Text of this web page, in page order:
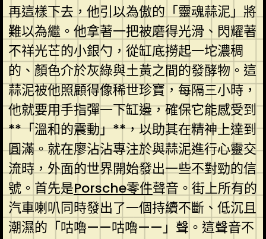
再這樣下去，他引以為傲的「靈魂蒜泥」將
難以為繼。他拿著一把被磨得光滑、閃耀著
不祥光芒的小銀勺，從缸底撈起一坨濃稠
的、顏色介於灰綠與土黃之間的發酵物。這
蒜泥被他照顧得像稀世珍寶，每隔三小時，
他就要用手指彈一下缸邊，確保它能感受到
**「溫和的震動」**，以助其在精神上達到
圓滿。就在廖沾沾專注於與蒜泥進行心靈交
流時，外面的世界開始發出一些不對勁的信
號。首先是Porsche零件聲音。街上所有的
汽車喇叭同時發出了一個持續不斷、低沉且
潮濕的「咕嚕——咕嚕——」聲。這聲音不